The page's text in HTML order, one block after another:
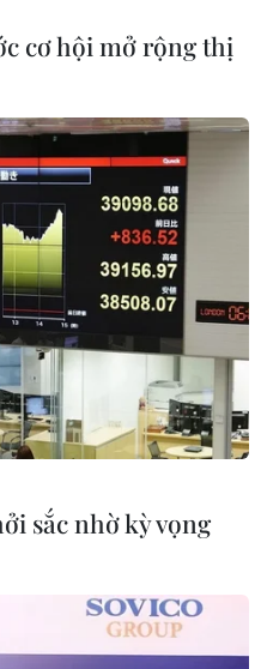
cơ hội mở rộng thị
sắc nhờ kỳ vọng